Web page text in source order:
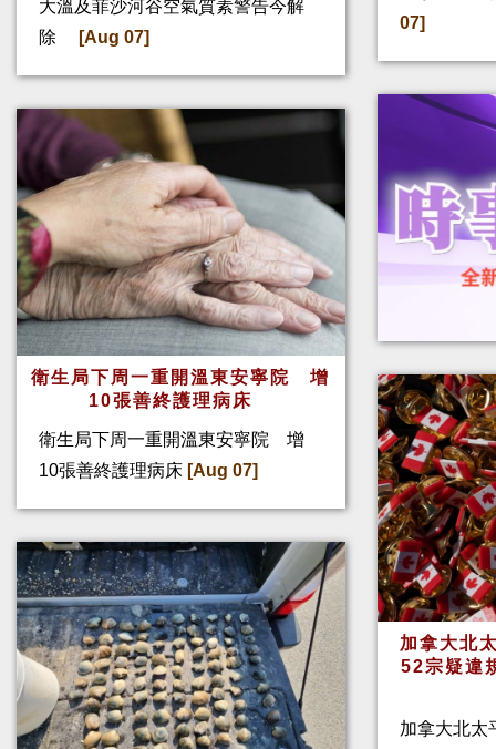
大溫及菲沙河谷空氣質素警告今解
除
[Aug 07]
衛生局下周一重開溫東安寧院 增
10張善終護理病床
衛生局下周一重開溫東安寧院 增
10張善終護理病床 [Aug 07]
07]
加拿大北
52宗疑違
加拿大北太